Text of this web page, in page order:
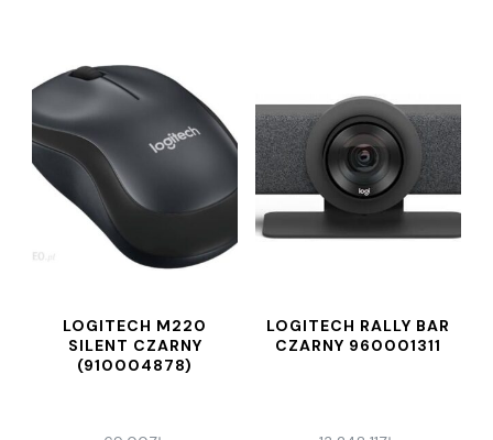
LOGITECH M220
SILENT CZARNY
(910004878)
LOGITECH RALLY BAR
CZARNY 960001311